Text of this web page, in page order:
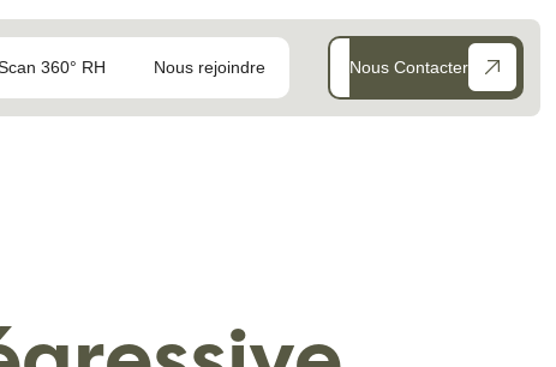
360° RH Nous rejoindre Nous Contacter